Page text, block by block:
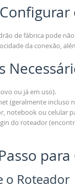
de fábrica pode
da conexão,
ou já em uso).
(geralmente incluso
notebook ou celular
do roteador
o Roteador